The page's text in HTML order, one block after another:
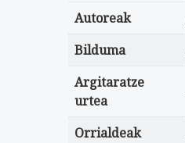
Autoreak
Bilduma
Argitaratze
urtea
Orrialdeak